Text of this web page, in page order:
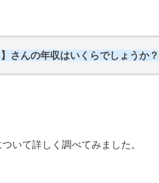
】さんの年収はいくらでしょうか？
いて詳しく調べてみました。